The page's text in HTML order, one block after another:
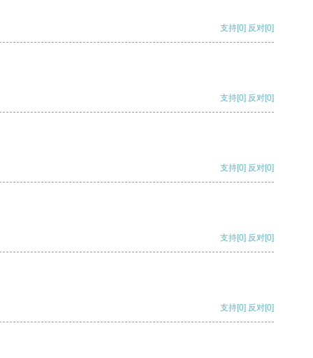
支持[0] 反对[0]
支持[0] 反对[0]
支持[0] 反对[0]
支持[0] 反对[0]
支持[0] 反对[0]